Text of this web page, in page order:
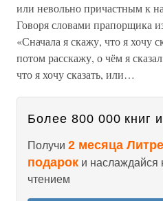
или невольно причастным к
Говоря словами прапорщика
«Сначала я скажу, что я хочу
потом расскажу, о чём я
что я хочу сказать, или…
Более 800 000 книг
Получи 2 месяца
подарок и наслаждайся
чтением